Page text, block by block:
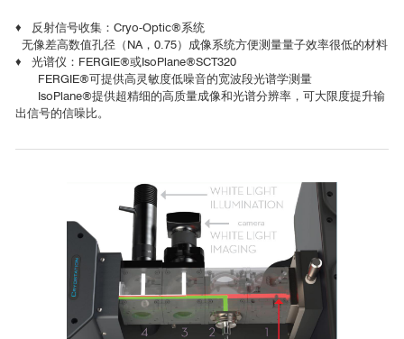
♦ 反射信号收集：Cryo-Optic®系统
无像差高数值孔径（NA，0.75）成像系统方便测量量子效率很低的材料
♦ 光谱仪：FERGIE®或IsoPlane®SCT320
FERGIE®可提供高灵敏度低噪音的宽波段光谱学测量
IsoPlane®提供超精细的高质量成像和光谱分辨率，可大限度提升输
出信号的信噪比。